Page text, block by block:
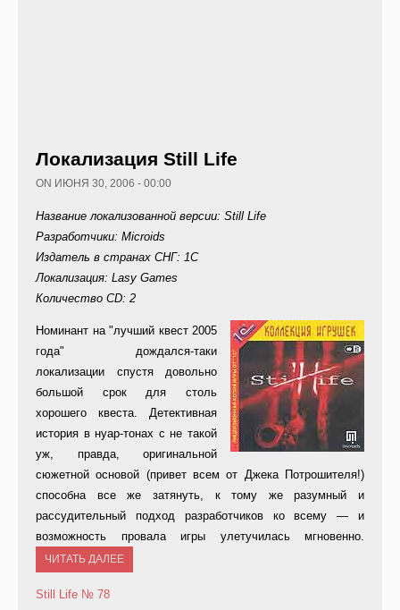
Локализация Still Life
ON ИЮНЯ 30, 2006 - 00:00
Название локализованной версии: Still Life
Разработчики: Microids
Издатель в странах СНГ: 1C
Локализация: Lasy Games
Количество CD: 2
Номинант на "лучший квест 2005
года" дождался-таки
локализации спустя довольно
большой срок для столь
хорошего квеста. Детективная
история в нуар-тонах с не такой
уж, правда, оригинальной
сюжетной основой (привет всем от Джека Потрошителя!)
способна все же затянуть, к тому же разумный и
рассудительный подход разработчиков ко всему — и
возможность провала игры улетучилась мгновенно.
ЧИТАТЬ ДАЛЕЕ
Still Life № 78